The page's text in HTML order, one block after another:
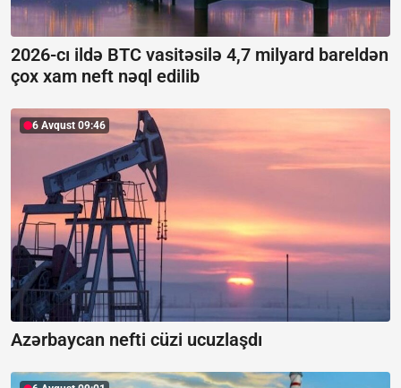
2026-cı ildə BTC vasitəsilə 4,7 milyard bareldən
çox xam neft nəql edilib
6 Avqust 09:46
Azərbaycan nefti cüzi ucuzlaşdı